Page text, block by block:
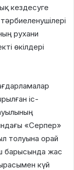
кездесуге
рухани
өкілдері
іс-
«Серпер»
толуына орай
барысында жас
күй